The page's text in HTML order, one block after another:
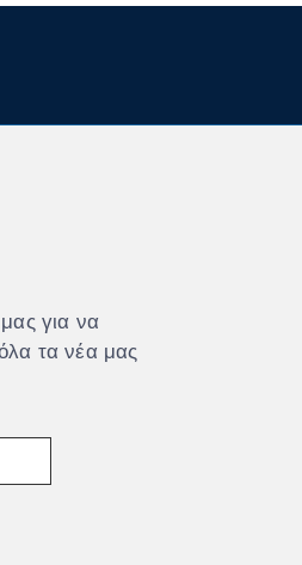
για να
τα νέα μας